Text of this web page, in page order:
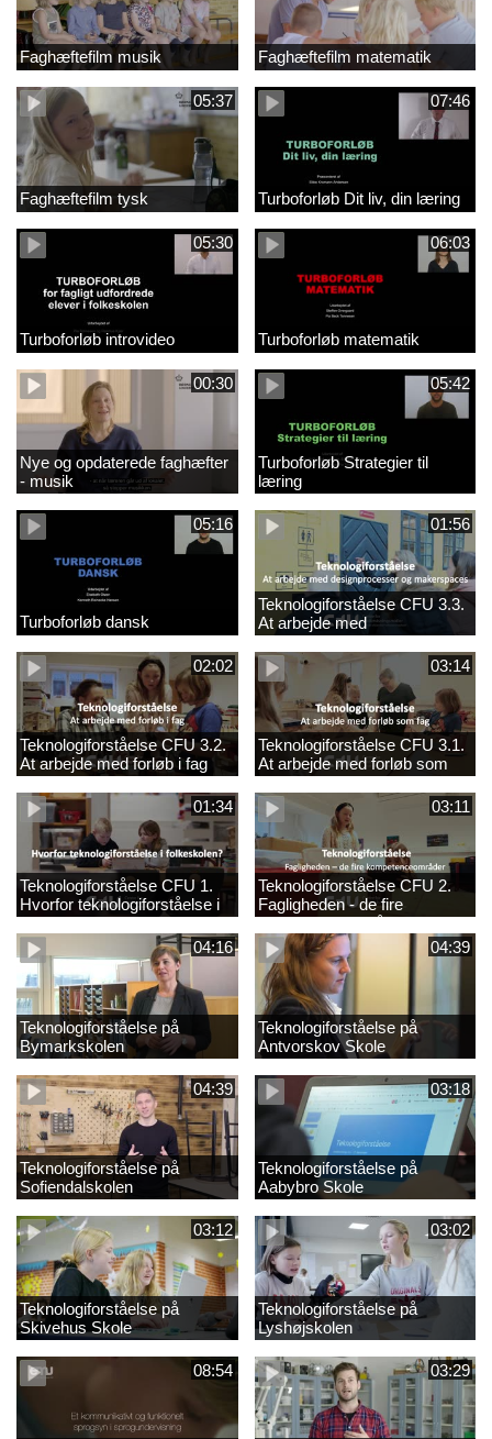
Faghæftefilm musik Faghæftefilm matematik
05:37
Faghæftefilm tysk
07:46
Turboforløb Dit liv, din læring
05:30
Turboforløb introvideo
06:03
Turboforløb matematik
00:30
Nye og opdaterede faghæfter
- musik
05:42
Turboforløb Strategier til
læring
05:16
Turboforløb dansk
01:56
Teknologiforståelse CFU 3.3.
At arbejde med
designprocesser og
makerspaces
02:02
Teknologiforståelse CFU 3.2.
At arbejde med forløb i fag
03:14
Teknologiforståelse CFU 3.1.
At arbejde med forløb som
fag
01:34
Teknologiforståelse CFU 1.
Hvorfor teknologiforståelse i
folkeskolen?
03:11
Teknologiforståelse CFU 2.
Fagligheden - de fire
kompetenceområder
04:16
Teknologiforståelse på
Bymarkskolen
04:39
Teknologiforståelse på
Antvorskov Skole
04:39
Teknologiforståelse på
Sofiendalskolen
03:18
Teknologiforståelse på
Aabybro Skole
03:12
Teknologiforståelse på
Skivehus Skole
03:02
Teknologiforståelse på
Lyshøjskolen
08:54 03:29